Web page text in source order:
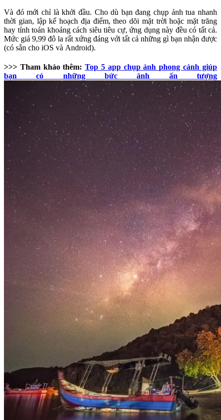
Và đó mới chỉ là khởi đầu. Cho dù bạn đang chụp ảnh tua nhanh
thời gian, lập kế hoạch địa điểm, theo dõi mặt trời hoặc mặt trăng
hay tính toán khoảng cách siêu tiêu cự, ứng dụng này đều có tất cả.
Mức giá 9,99 đô la rất xứng đáng với tất cả những gì bạn nhận được
(có sẵn cho iOS và Android).
>>> Tham khảo thêm: Top 5 app chụp ảnh phong cảnh giúp
bạn có những bức ảnh ấn tượng